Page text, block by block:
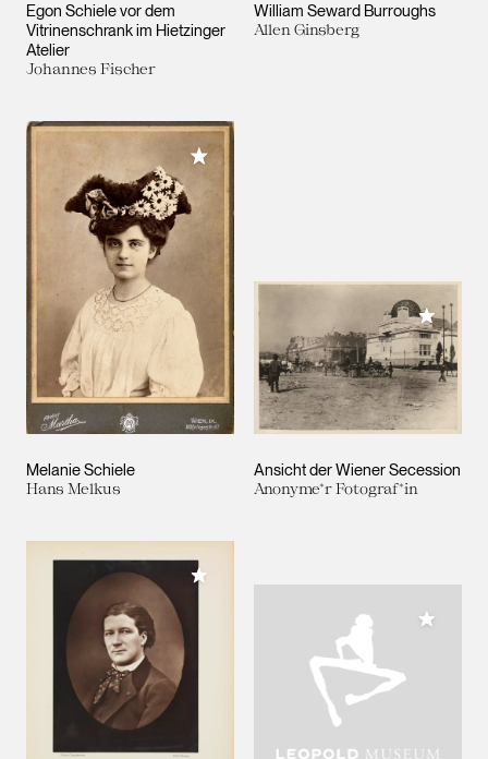
Egon Schiele vor dem
Vitrinenschrank im Hietzinger
Atelier
Johannes Fischer
William Seward Burroughs
Allen Ginsberg
Melanie Schiele
Hans Melkus
Meiner Sammlung hinzufügen
Ansicht der Wiener Secession
Anonyme*r Fotograf*in
Meiner
Meiner Sammlung hinzufügen
Meiner